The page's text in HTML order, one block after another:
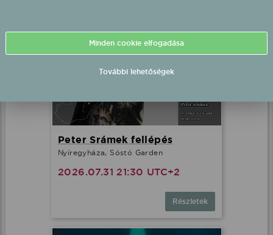
Peter Srámek fellépés
Nyíregyháza, Sóstó Garden
2026.07.31 21:30 UTC+2
Részletek
Minden cookie elfogadása
További lehetőségek